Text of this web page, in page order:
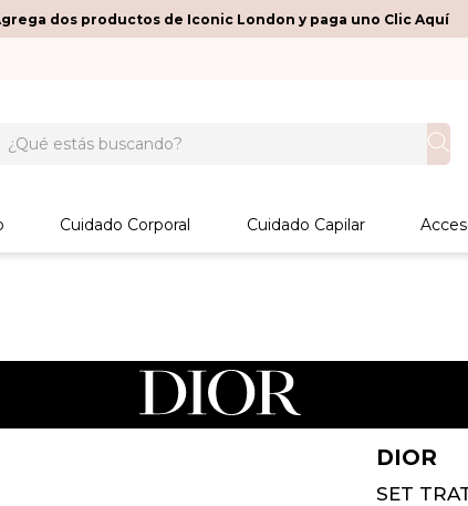
dos productos de Iconic London y paga uno Clic Aquí
Cuidado Corporal Cuidado Capilar
DIOR
SET